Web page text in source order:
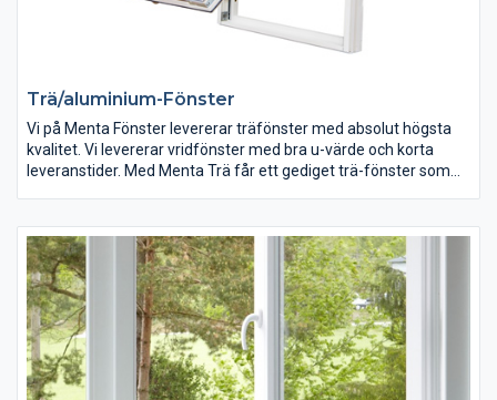
Trä/aluminium-Fönster
Vi på Menta Fönster levererar träfönster med absolut högsta
kvalitet. Vi levererar vridfönster med bra u-värde och korta
leveranstider. Med Menta Trä får ett gediget trä-fönster som